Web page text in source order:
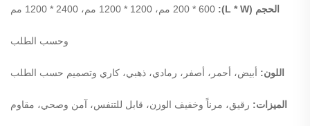
الحجم (L * W): 200 * 600 مم، 1200 * 1200 مم، 2400 * 1200 مم
وحسب الطلب
اللون: أبيض، أحمر، أصفر، رمادي، ذهبي، كاري وتصميم حسب الطلب
الميزات: رقيق، مرناً وخفيف الوزن، قابل للتنفس، آمن وصحي، مقاوم